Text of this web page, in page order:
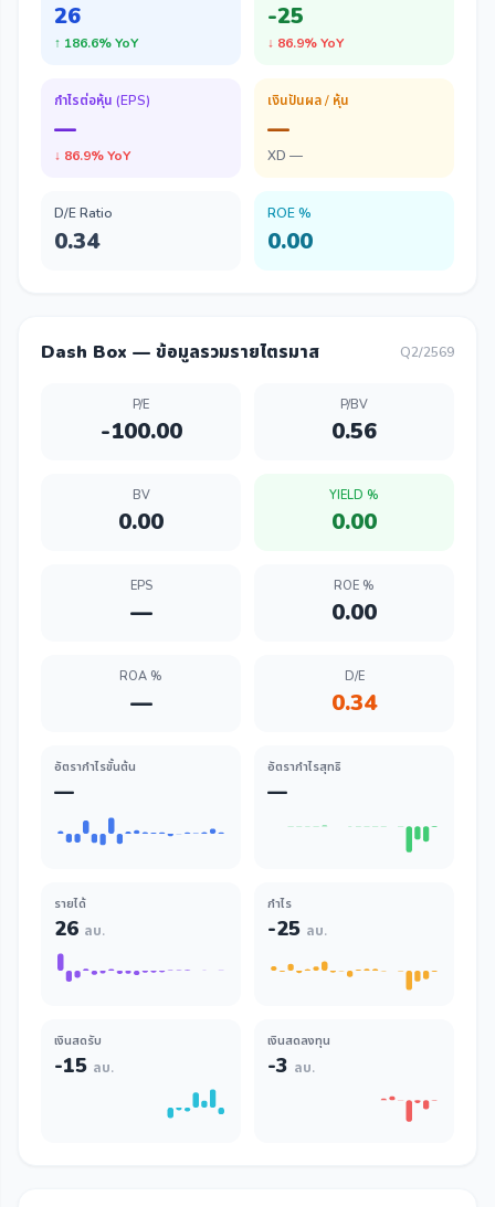
26
↑ 186.6% YoY
-25
↓ 86.9% YoY
กำไรต่อหุ้น (EPS)
—
↓ 86.9% YoY
เงินปันผล / หุ้น
—
XD —
D/E Ratio
0.34
ROE %
0.00
Dash Box — ข้อมูลรวมรายไตรมาส Q2/2569
P/E
-100.00
P/BV
0.56
BV
0.00
YIELD %
0.00
EPS
—
ROE %
0.00
ROA %
—
D/E
0.34
อัตรากำไรขั้นต้น
—
อัตรากำไรสุทธิ
—
รายได้
26 ลบ.
กำไร
-25 ลบ.
เงินสดรับ
-15 ลบ.
เงินสดลงทุน
-3 ลบ.